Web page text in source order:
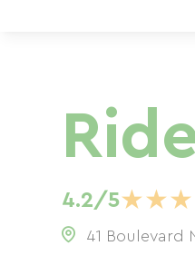
4.2/5★★★
41 Boulevard